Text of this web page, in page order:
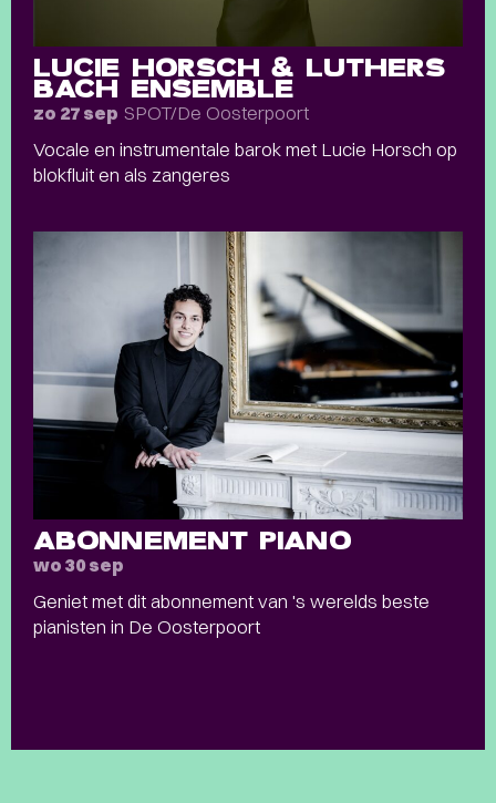
LUCIE HORSCH & LUTHERS
BACH ENSEMBLE
zo 27 sep SPOT/De Oosterpoort
Vocale en instrumentale barok met Lucie Horsch op
blokfluit en als zangeres
ABONNEMENT PIANO
wo 30 sep
Geniet met dit abonnement van 's werelds beste
pianisten in De Oosterpoort